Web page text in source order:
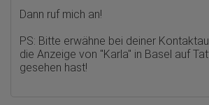
Sprache
Betriebssystem
Gerät (PC, Tablet-PC oder Smartphone)
Browser und alle verwendeten Add-ons
Dann ruf mich an!
PS: Bitte erwähne bei deiner
die Anzeige von "Karla" in Basel auf
gesehen hast!